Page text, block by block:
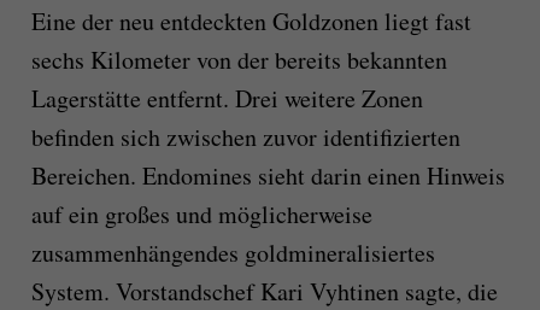
Eine der neu entdeckten Goldzonen liegt fast
sechs Kilometer von der bereits bekannten
Lagerstätte entfernt. Drei weitere Zonen
befinden sich zwischen zuvor identifizierten
Bereichen. Endomines sieht darin einen Hinweis
auf ein großes und möglicherweise
zusammenhängendes goldmineralisiertes
System. Vorstandschef Kari Vyhtinen sagte, die